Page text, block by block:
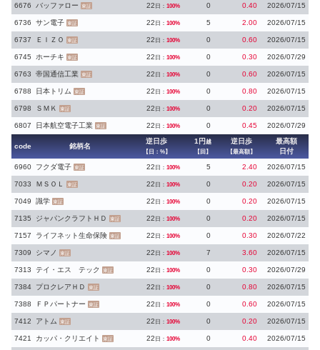
6676 バッファロー 東証 22 日： 100% 0 0.40 2026/07/15
6736 サン電子 東証 22 日： 100% 5 2.00 2026/07/15
6737 ＥＩＺＯ 東証 22 日： 100% 0 0.60 2026/07/15
6745 ホーチキ 東証 22 日： 100% 0 0.30 2026/07/29
6763 帝国通信工業 東証 22 日： 100% 0 0.60 2026/07/15
6788 日本トリム 東証 22 日： 100% 0 0.80 2026/07/15
6798 ＳＭＫ 東証 22 日： 100% 0 0.20 2026/07/15
6807 日本航空電子工業 東証 22 日： 100% 0 0.45 2026/07/29
code 銘柄名
逆日歩
【日：%】
1円 越
【回】
逆日歩
【最高額】
最高額
日付
6960
フクダ電子 東証 22 日： 100% 5 2.40 2026/07/15
7033 ＭＳＯＬ 東証 22 日： 100% 0 0.20 2026/07/15
7049 識学 東証 22 日： 100% 0 0.20 2026/07/15
7135 ジャパンクラフトＨＤ 東証 22 日： 100% 0 0.20 2026/07/15
7157 ライフネット生命保険 東証 22 日： 100% 0 0.30 2026/07/22
7309 シマノ 東証 22 日： 100% 7 3.60 2026/07/15
7313 テイ・エス テック 東証 22 日： 100% 0 0.30 2026/07/29
7384 プロクレアＨＤ 東証 22 日： 100% 0 0.80 2026/07/15
7388 ＦＰパートナー 東証 22 日： 100% 0 0.60 2026/07/15
7412 アトム 東証 22 日： 100% 0 0.20 2026/07/15
7421 カッパ・クリエイト 東証 22 日： 100% 0 0.40 2026/07/15